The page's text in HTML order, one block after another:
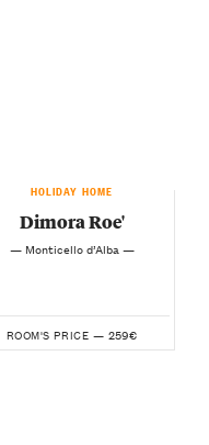
HOLIDAY HOME
Dimora Roe'
— Monticello d’Alba —
ROOM'S PRICE — 259€